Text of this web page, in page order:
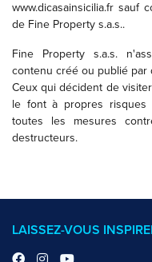
www.dicasainsicilia.fr sauf
de Fine Property s.a.s..
Fine Property s.a.s.
contenu créé ou publié par
Ceux qui décident de
le font à propres risques
toutes les mesures
destructeurs.
LAISSEZ-VOUS